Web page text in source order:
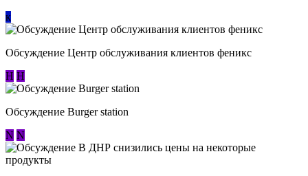
к
Обсуждение Центр обслуживания клиентов феникс
Н Н
Обсуждение Burger station
N N